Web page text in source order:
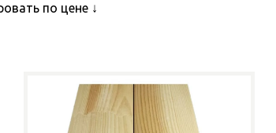
по цене